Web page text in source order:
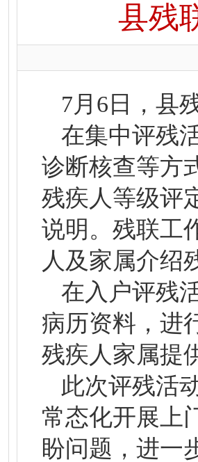
县残
7月6日，县
在集中评残
诊断核查等方
残疾人等级评
说明。残联工
人及家属介绍
在入户评残
病历资料，进
残疾人家属提
此次评残活
常态化开展上
盼问题，进一